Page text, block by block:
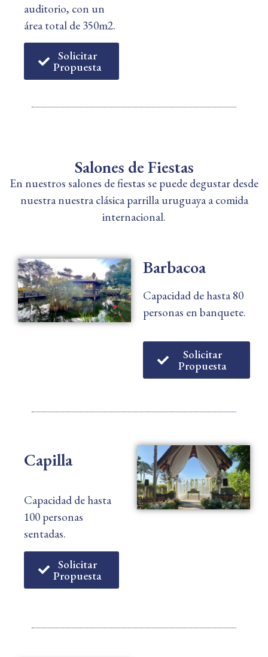
auditorio, con un
área total de 350m2.
Solicitar
Propuesta
Salones de Fiestas
En nuestros salones de fiestas se puede degustar desde
nuestra nuestra clásica parrilla uruguaya a comida
internacional.
Barbacoa
Capacidad de hasta 80
personas en banquete.
Solicitar
Propuesta
Capilla
Capacidad de hasta
100 personas
sentadas.
Solicitar
Propuesta